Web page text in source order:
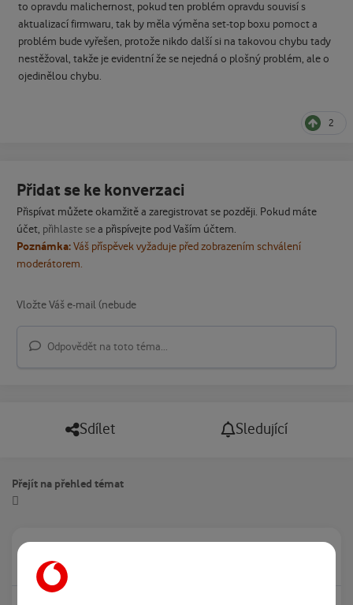
to opravdu malichernost, pokud ten problém opravdu souvisí s
aktualizací firmwaru, tak by měla výměna set-top boxu pomoct a
problém bude vyřešen, protože nikdo další si na takovou chybu tady
nestěžoval, takže je evidentní že se nejedná o plošný problém, ale o
ojedinělou chybu.
2
Přidat se ke konverzaci
Přispívat můžete okamžitě a zaregistrovat se později. Pokud máte
účet, přihlaste sea přispívejte pod Vaším účtem.
Poznámka:Váš příspěvek vyžaduje před zobrazením schválení
moderátorem.
Odpovědět na toto téma...
Sdílet Sledující
Přejít na přehled témat
Právě prohlíží tuto stránku